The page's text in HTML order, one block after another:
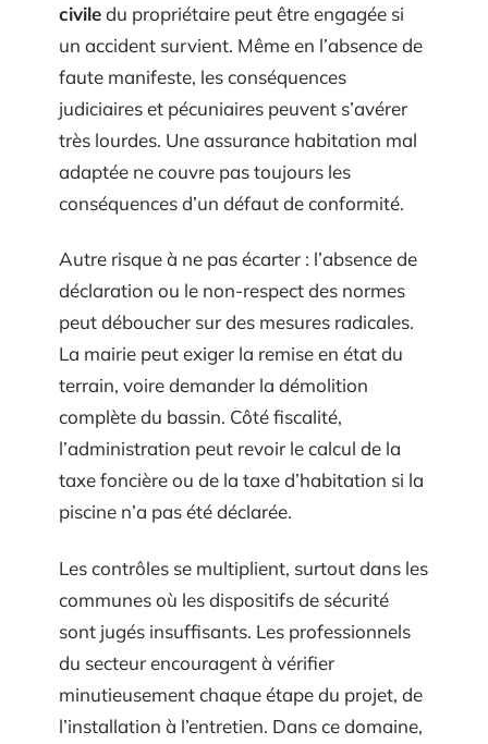
civiledu propriétaire peut être engagée si
un accident survient. Même en l’absence de
faute manifeste, les conséquences
judiciaires et pécuniaires peuvent s’avérer
très lourdes. Une assurance habitation mal
adaptée ne couvre pas toujours les
conséquences d’un défaut de conformité.
Autre risque à ne pas écarter : l’absence de
déclaration ou le non-respect des normes
peut déboucher sur des mesures radicales.
La mairie peut exiger la remise en état du
terrain, voire demander la démolition
complète du bassin. Côté fiscalité,
l’administration peut revoir le calcul de la
taxe foncière ou de la taxe d’habitation si la
piscine n’a pas été déclarée.
Les contrôles se multiplient, surtout dans les
communes où les dispositifs de sécurité
sont jugés insuffisants. Les professionnels
du secteur encouragent à vérifier
minutieusement chaque étape du projet, de
l’installation à l’entretien. Dans ce domaine,